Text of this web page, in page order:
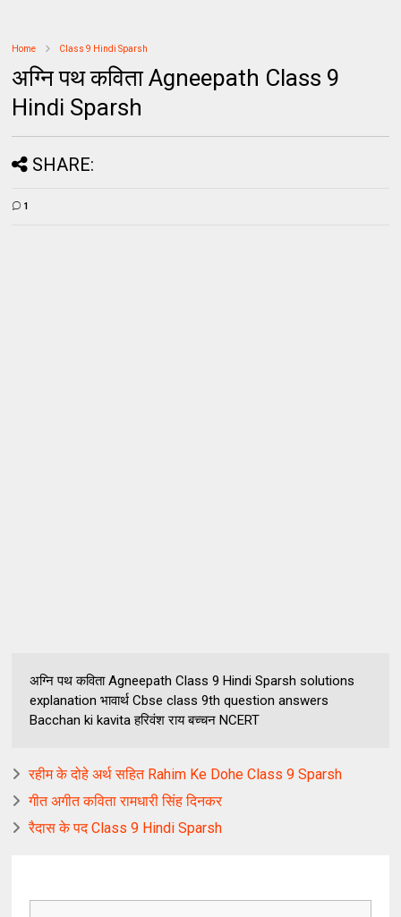
Home Class 9 Hindi Sparsh
अग्नि पथ कविता Agneepath Class 9
Hindi Sparsh
SHARE:
1
अग्नि पथ कविता Agneepath Class 9 Hindi Sparsh solutions
explanation भावार्थ Cbse class 9th question answers
Bacchan ki kavita हरिवंश राय बच्चन NCERT
रहीम के दोहे अर्थ सहित Rahim Ke Dohe Class 9 Sparsh
गीत अगीत कविता रामधारी सिंह दिनकर
रैदास के पद Class 9 Hindi Sparsh